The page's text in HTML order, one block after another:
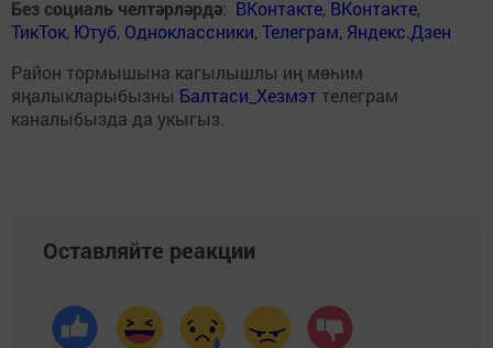
Без социаль челтәрләрдә: ВКонтакте, ВКонтакте,
ТикТок, Ютуб, Одноклассники,Телеграм, Яндекс.Дзен
Район тормышына кагылышлы иң мөһим
яңалыкларыбызны Балтаси_Хезмэт телеграм
каналыбызда да укыгыз.
Оставляйте реакции